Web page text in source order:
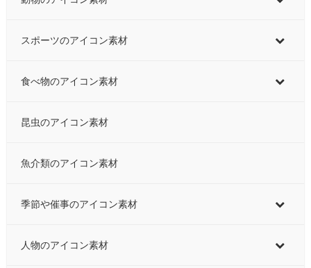
スポーツのアイコン素材
食べ物のアイコン素材
昆虫のアイコン素材
魚介類のアイコン素材
季節や催事のアイコン素材
人物のアイコン素材